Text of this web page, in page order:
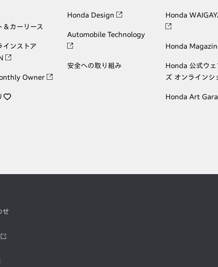
＆カーリース
インストア
Owner
Honda Design
Automobile Technology
安全への取り組み
Honda
Honda
Honda 公式ウェ
ズ オンラインシ
Honda Art
せ